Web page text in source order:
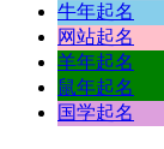
牛年起名
网站起名
羊年起名
鼠年起名
国学起名